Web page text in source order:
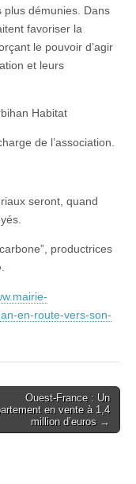
plus démunies. Dans
favoriser la
le pouvoir d’agir
et leurs
Habitat​
de l’association.​
seront, quand
productrices
en-route-vers-son-
Ouest-France : Un
en vente à 1,4
million d’euros →